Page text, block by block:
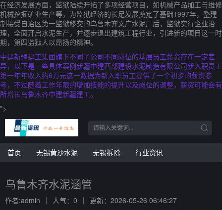
在经济发展方面，监狱陆续开拓了多项经营项目，如机械产品加工与维修
机械挖掘矿业生产等，为监狱经济的长足发展奠定了基础1997年，整建
制接受自治区第一监狱移交的乌鲁木齐文广水泥厂后，监狱实行企业治
理，全面开启水泥生产，并逐步退出建筑工程行业，引进新的项目这一时
期，第四监狱人以昂扬的精神。
中建新疆建工集团旗下不同子公司不同岗位的基层员工薪资存在一定差
异，以下是一些具体案例新疆中建西部建设水泥制造有限公司新入职员工
第一年年收入约6万元这一数据为新入职员工提供了一个初步的薪资参
考，不过随着工作年限的增加技能的提升以及岗位的调整，薪资可能会有
所增长乌鲁木齐中建新疆建工。
">
首页 无锡黄沙水泥 无锡拆除 行业资讯
乌鲁木齐水泥涵管
作者:admin 人气：0
更新：2026-05-26 06:46:27